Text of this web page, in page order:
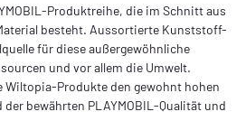
Produktreihe, die im Schnitt aus
besteht. Aussortierte Kunststoff-
für diese außergewöhnliche
und vor allem die Umwelt.
Wiltopia-Produkte den gewohnt hohen
bewährten PLAYMOBIL-Qualität und